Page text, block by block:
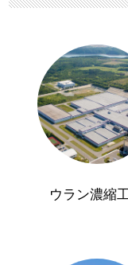
ウラン濃縮